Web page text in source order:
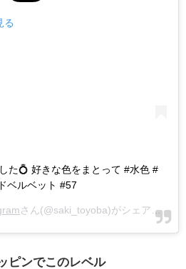
る
た💍 好きな色をまとって #水色 #
ベルベット #57
さん(@saki_toyoba)がシェアした投稿 -
ピンでこのレベル